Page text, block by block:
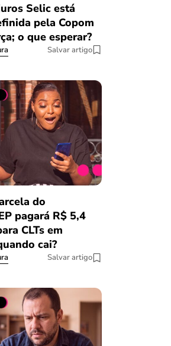
Selic está
pela Copom
o que esperar?
Salvar artigo
do
pagará R$ 5,4
CLTs em
cai?
Salvar artigo